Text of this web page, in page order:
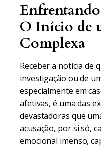
O Início de
Complexa
Receber a notícia de
investigação ou de
especialmente em
afetivas, é uma das
devastadoras que
acusação, por si só,
emocional imenso,